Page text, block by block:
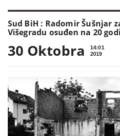
Sud BiH : Radomir Šušnjar
Višegradu osuđen na 20
30 Oktobra
14:01
2019